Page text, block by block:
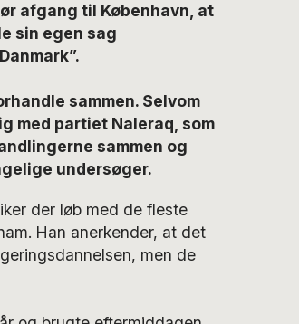
afgang til København, at
sin egen sag
sammen. Selvom
med partiet Naleraq, som
sammen og
undersøger.
der løb med de fleste
Han anerkender, at det
men de